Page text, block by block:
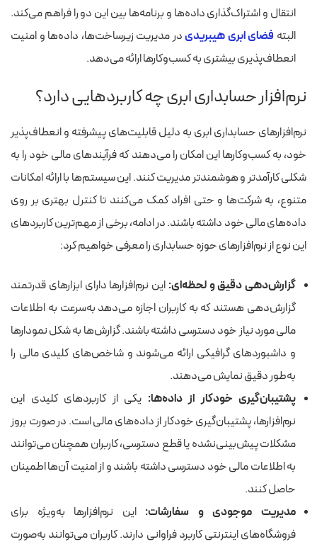
انتقال و اشتراک‌گذاری داده‌ها و برنامه‌ها بین این دو را فراهم می‌کند.
البته فضای ابری هیبریدیدر مدیریت زیرساخت‌ها، داده‌ها و امنیت
انعطاف‌پذیری بیشتری به کسب‌وکارها ارائه می‌دهد.
نرم‌افزار حسابداری ابری چه کاربردهایی دارد؟
نرم‌افزارهای حسابداری ابری به دلیل قابلیت‌های پیشرفته و انعطاف‌پذیر
خود، به کسب‌وکارها این امکان را می‌دهند که فرآیندهای مالی خود را به
شکلی کارآمدتر و هوشمندتر مدیریت کنند. این سیستم‌ها با ارائه امکانات
متنوع، به شرکت‌ها و حتی افراد کمک می‌کنند تا کنترل بهتری بر روی
داده‌های مالی خود داشته باشند. در ادامه، برخی از مهم‌ترین کاربردهای
این نوع از نرم‌افزارهای حوزه حسابداری را معرفی خواهیم کرد:
گزارش‌دهی دقیق و لحظه‌ای: این نرم‌افزارها دارای ابزارهای قدرتمند
گزارش‌دهی هستند که به کاربران اجازه می‌دهد به‌سرعت به اطلاعات
مالی مورد نیاز خود دسترسی داشته باشند. گزارش‌ها به شکل نمودارها
و داشبوردهای گرافیکی ارائه می‌شوند و شاخص‌های کلیدی مالی را
به‌طور دقیق نمایش می‌دهند.
پشتیبان‌گیری خودکار از داده‌ها: یکی از کاربردهای کلیدی این
نرم‌افزارها، پشتیبان‌گیری خودکار از داده‌های مالی است. در صورت بروز
مشکلات پیش‌بینی‌نشده یا قطع دسترسی، کاربران همچنان می‌توانند
به اطلاعات مالی خود دسترسی داشته باشند و از امنیت آن‌ها اطمینان
حاصل کنند.
مدیریت موجودی و سفارشات: این نرم‌افزارها به‌ویژه برای
فروشگاه‌های اینترنتی کاربرد فراوانی دارند. کاربران می‌توانند به‌صورت